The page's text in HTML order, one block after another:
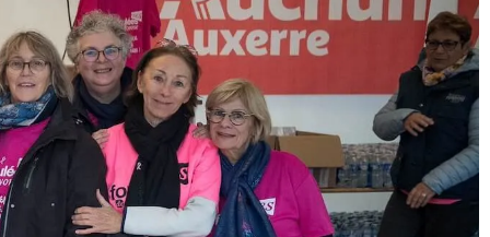
DÉROULEMENT
VILLAGE
BÉNÉVOLES